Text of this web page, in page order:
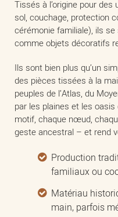
Tissés à l’origine pour
sol, couchage, protection
cérémonie familiale), ils
comme objets décoratifs
Ils sont bien plus qu’un
des pièces tissées à la
peuples de l’Atlas, du
par les plaines et les
motif, chaque nœud,
geste ancestral – et rend
Production
familiaux ou
Matériau
main, parfois